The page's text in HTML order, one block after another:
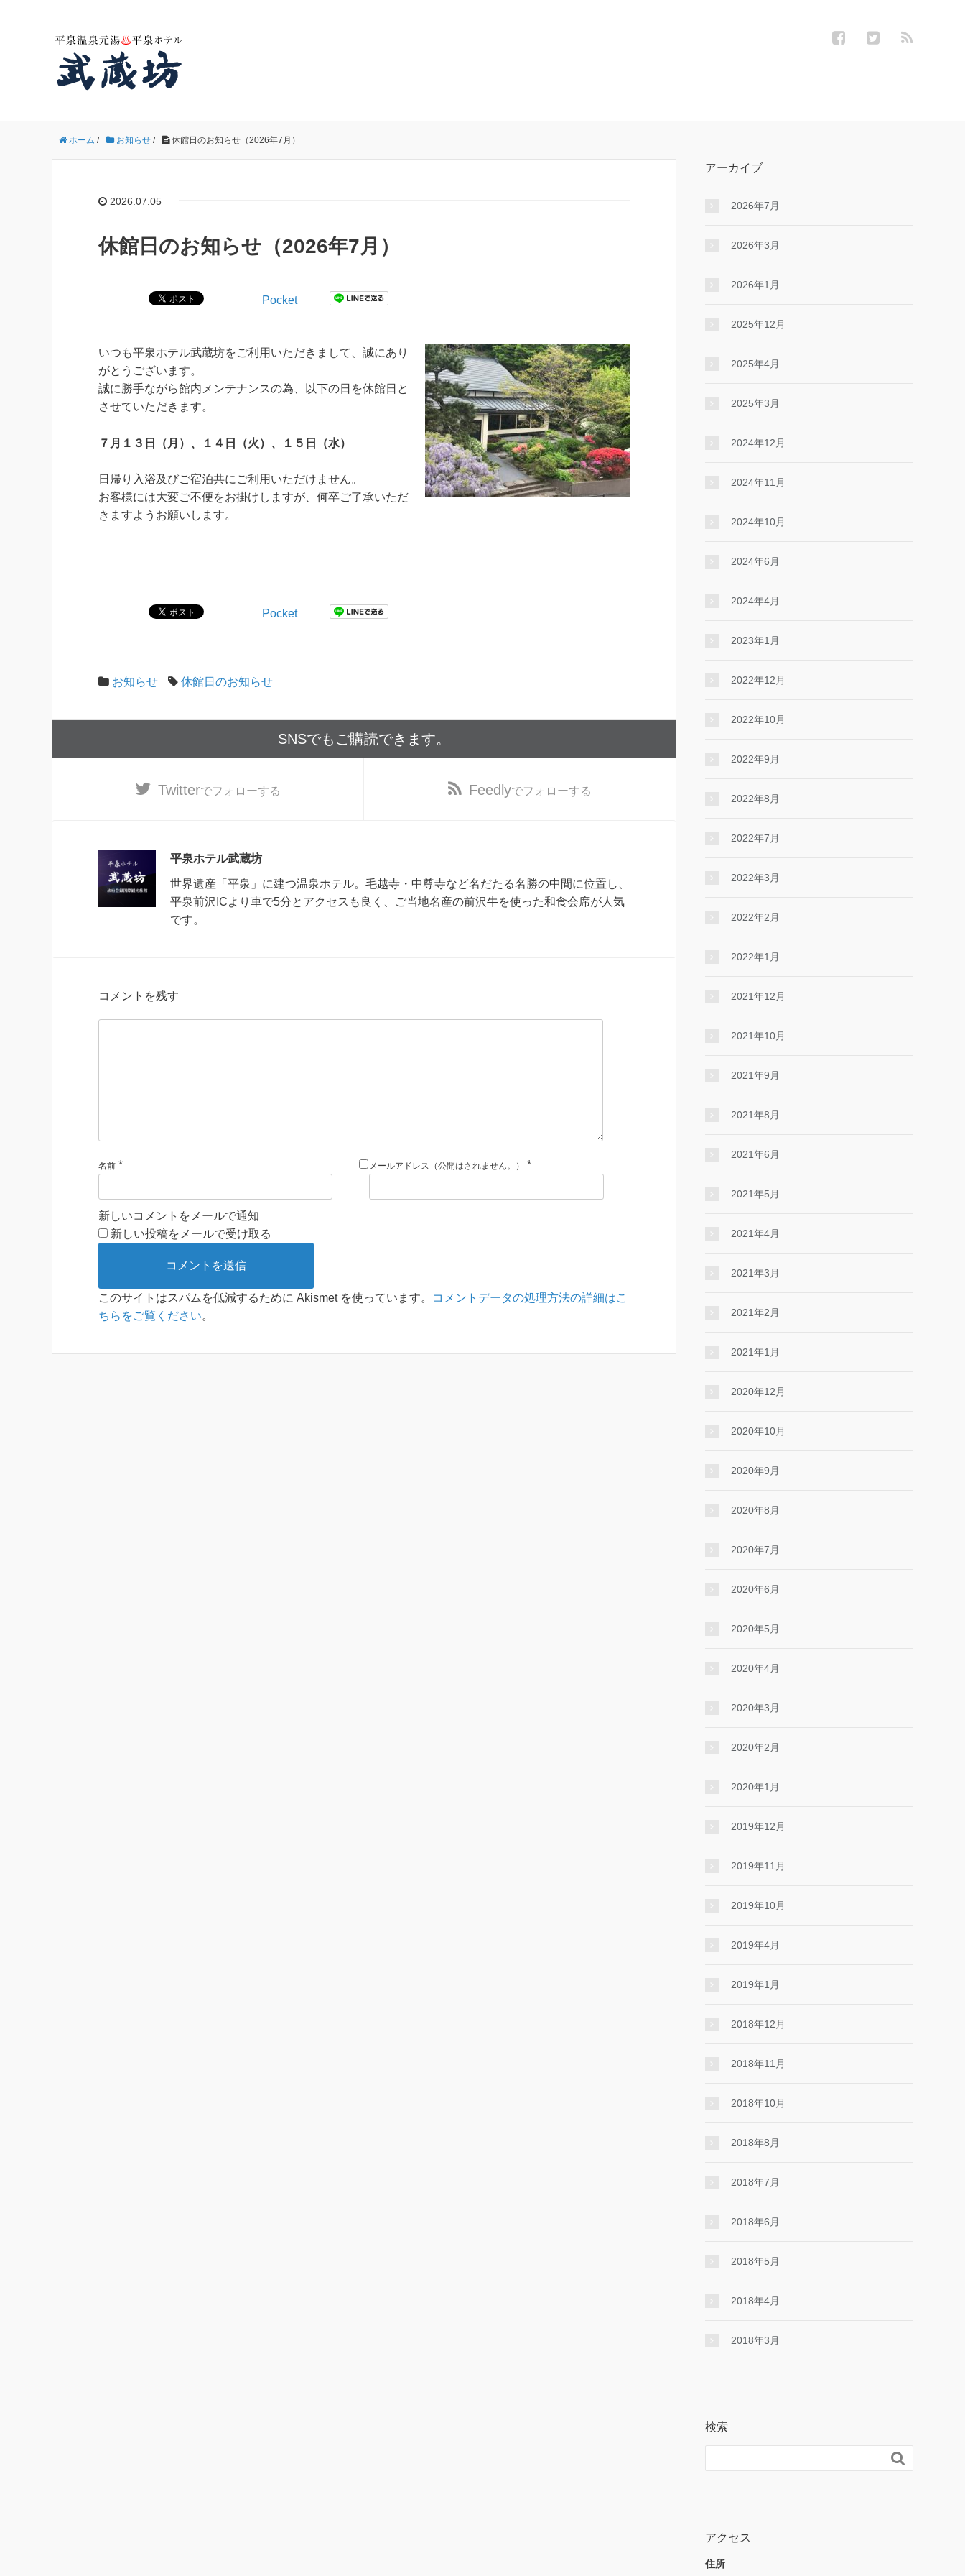
ホーム / お知らせ / 休館日のお知らせ（2026年7月）
2026.07.05
休館日のお知らせ（2026年7月）
Pocket
いつも平泉ホテル武蔵坊をご利用いただきまして、誠にあり
がとうございます。
誠に勝手ながら館内メンテナンスの為、以下の日を休館日と
させていただきます。
７月１３日（月）、１４日（火）、１５日（水）
日帰り入浴及びご宿泊共にご利用いただけません。
お客様には大変ご不便をお掛けしますが、何卒ご了承いただ
きますようお願いします。
Pocket
お知らせ 休館日のお知らせ
SNSでもご購読できます。
Twitterでフォローする Feedlyでフォローする
平泉ホテル武蔵坊
世界遺産「平泉」に建つ温泉ホテル。毛越寺・中尊寺など名だたる名勝の中間に位置し、
平泉前沢ICより車で5分とアクセスも良く、ご当地名産の前沢牛を使った和食会席が人気
です。
コメントを残す
名前 * メールアドレス（公開はされません。） *
新しいコメントをメールで通知
新しい投稿をメールで受け取る
このサイトはスパムを低減するために Akismet を使っています。
コメントデータの処理方法の詳細はこ
ちらをご覧ください。
アーカイブ
2026年7月
2026年3月
2026年1月
2025年12月
2025年4月
2025年3月
2024年12月
2024年11月
2024年10月
2024年6月
2024年4月
2023年1月
2022年12月
2022年10月
2022年9月
2022年8月
2022年7月
2022年3月
2022年2月
2022年1月
2021年12月
2021年10月
2021年9月
2021年8月
2021年6月
2021年5月
2021年4月
2021年3月
2021年2月
2021年1月
2020年12月
2020年10月
2020年9月
2020年8月
2020年7月
2020年6月
2020年5月
2020年4月
2020年3月
2020年2月
2020年1月
2019年12月
2019年11月
2019年10月
2019年4月
2019年1月
2018年12月
2018年11月
2018年10月
2018年8月
2018年7月
2018年6月
2018年5月
2018年4月
2018年3月
検索

アクセス
住所